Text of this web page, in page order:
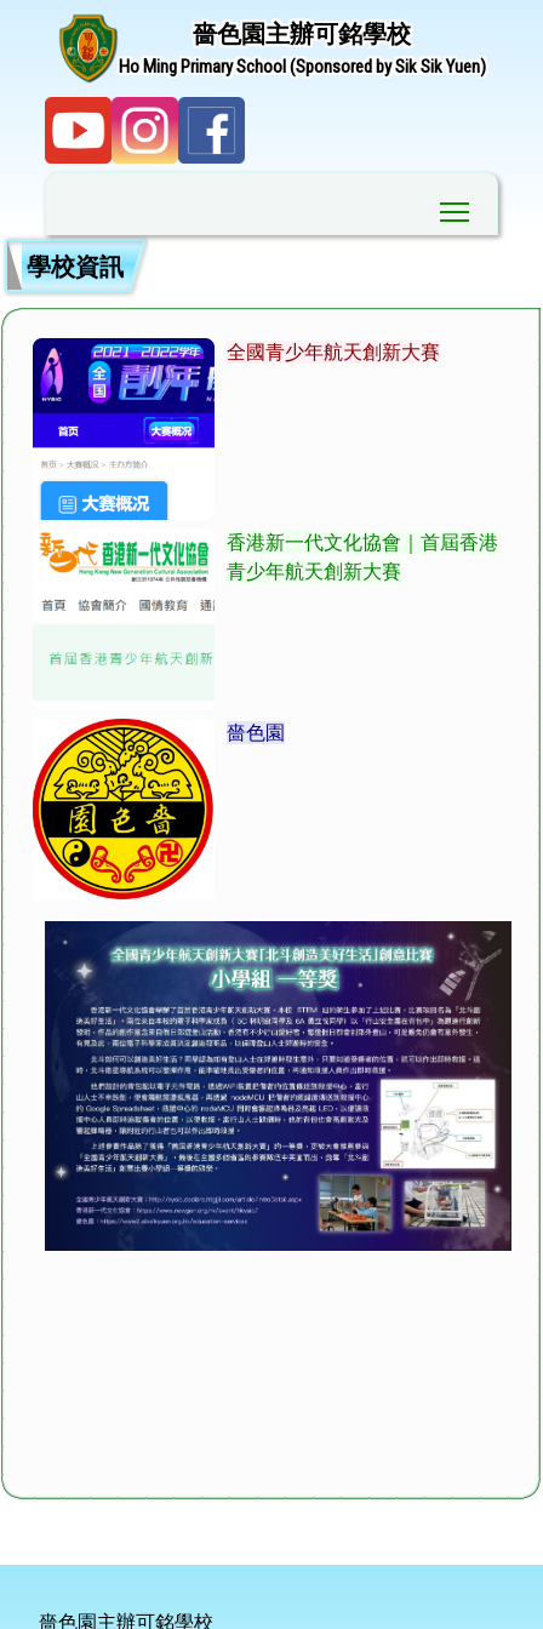
嗇色園主辦可銘學校
Ho Ming Primary School (Sponsored by Sik Sik Yuen)
學校資訊
全國青少年航天創新大賽
香港新一代文化協會｜首屆香港
青少年航天創新大賽
嗇色園
嗇色園主辦可銘學校